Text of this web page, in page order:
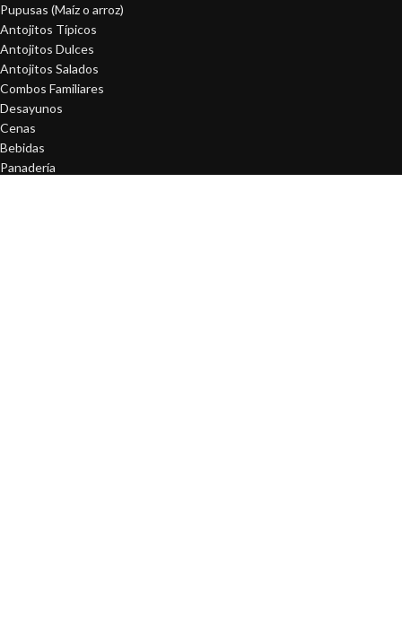
Pupusas (Maíz o arroz)
Antojitos Típicos
Antojitos Dulces
Antojitos Salados
Combos Familiares
Desayunos
Cenas
Bebidas
Panadería